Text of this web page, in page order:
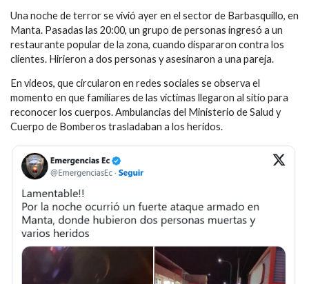
Una noche de terror se vivió ayer en el sector de Barbasquillo, en
Manta. Pasadas las 20:00, un grupo de personas ingresó a un
restaurante popular de la zona, cuando dispararon contra los
clientes. Hirieron a dos personas y asesinaron a una pareja.
En videos, que circularon en redes sociales se observa el
momento en que familiares de las víctimas llegaron al sitio para
reconocer los cuerpos. Ambulancias del Ministerio de Salud y
Cuerpo de Bomberos trasladaban a los heridos.